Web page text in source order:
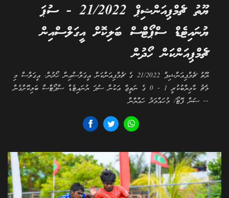
ޔޫތު ޗެމްޕިއަންޝިޕް 21/2022 - ސުޕަ
ޔުނައިޓެޑް ސްޕޯޓްސް ބަލިކޮށް އީގަލްސްއިން
ޗެމްޕިއަންކަން ހޯދުން
ޔޫތު ޗެމްޕިއަންޝިޕް 21/2022 ގެ ޗެމްޕިއަންކަން އީގަލްސްއިން ހޯދުން. އީގަލްސް މި
މެޗު ކާމިޔާބުކުރީ 1 - 0 ގެ ނަތީޖާ އަކުން ސުޕަ ޔުނައިޓެޑް ސްޕޯޓްސް ބަލިކޮށްގެން
-- ސަން ފޮޓޯ/ މުހައްމަދު ހައްޔާން